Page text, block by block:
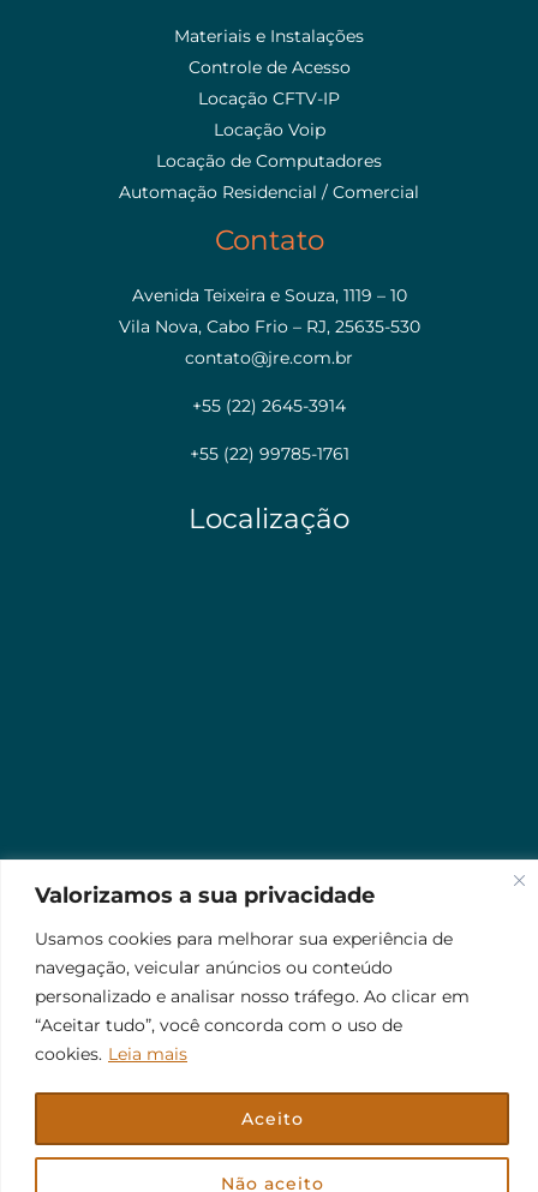
personalizado e analisar nosso tráfego. Ao clicar em
“Aceitar tudo”, você concorda com o uso de
Aceito
Materiais e Instalações
Controle de Acesso
Locação CFTV-IP
Locação Voip
Locação de Computadores
Automação Residencial / Comercial
Contato
Avenida Teixeira e Souza, 1119 – 10
Vila Nova, Cabo Frio – RJ, 25635-530
contato@jre.com.br
+55 (22) 2645-3914
+55 (22) 99785-1761
Localização
© 2026 Jr Plus Automação Comercial e Residencial
CriaçãoCesarWeb
Fale Conosco